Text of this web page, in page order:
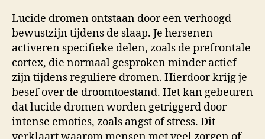
Lucide dromen ontstaan door een verhoogd
bewustzijn tijdens de slaap. Je hersenen
activeren specifieke delen, zoals de prefrontale
cortex, die normaal gesproken minder actief
zijn tijdens reguliere dromen. Hierdoor krijg je
besef over de droomtoestand. Het kan gebeuren
dat lucide dromen worden getriggerd door
intense emoties, zoals angst of stress. Dit